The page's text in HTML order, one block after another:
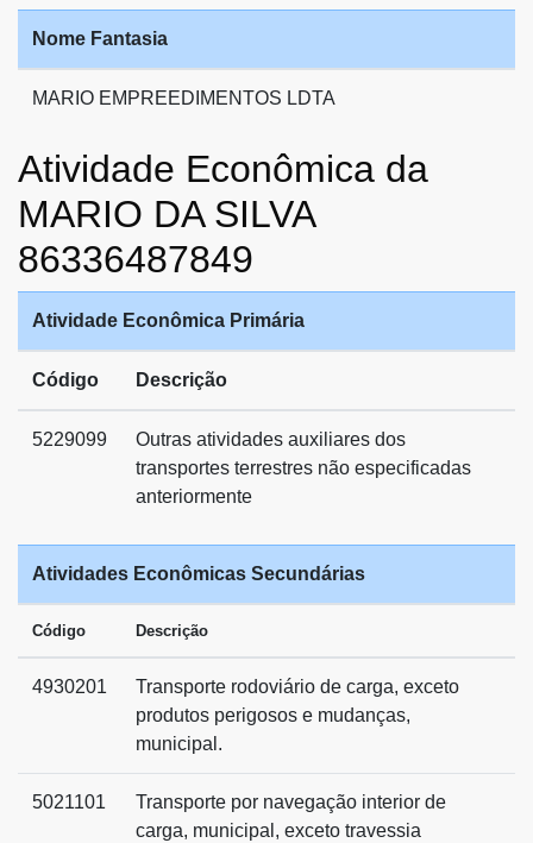
Nome Fantasia
MARIO EMPREEDIMENTOS LDTA
Atividade Econômica da
MARIO DA SILVA
86336487849
Atividade Econômica Primária
Código Descrição
5229099
Outras atividades auxiliares dos
transportes terrestres não especificadas
anteriormente
Atividades Econômicas Secundárias
Código Descrição
4930201
Transporte rodoviário de carga, exceto
produtos perigosos e mudanças,
municipal.
5021101
Transporte por navegação interior de
carga, municipal, exceto travessia